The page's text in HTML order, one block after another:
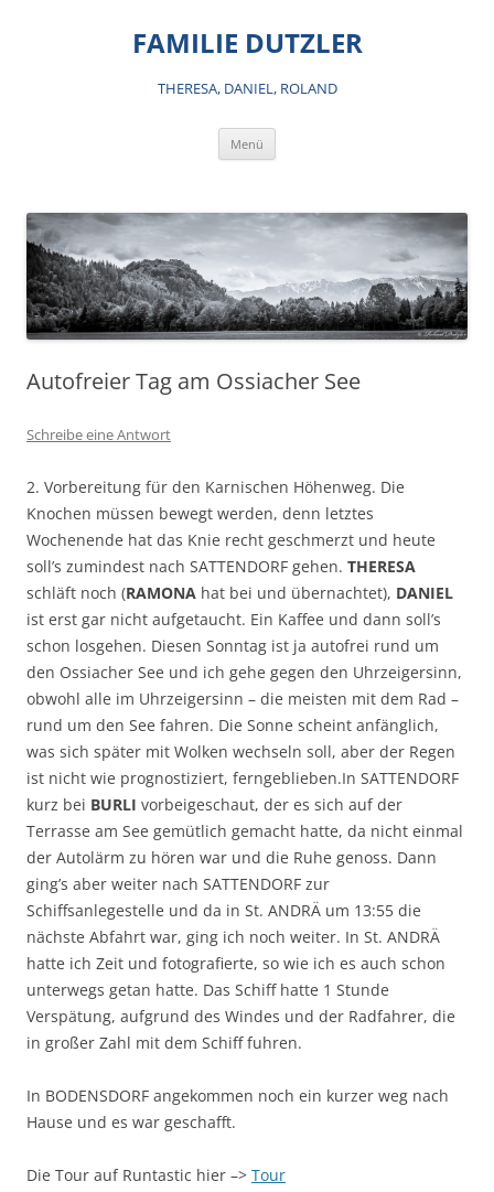
FAMILIE DUTZLER
THERESA, DANIEL, ROLAND
Menü
Autofreier Tag am Ossiacher See
Schreibe eine Antwort
2. Vorbereitung für den Karnischen Höhenweg. Die
Knochen müssen bewegt werden, denn letztes
Wochenende hat das Knie recht geschmerzt und heute
soll’s zumindest nach SATTENDORF gehen. THERESA
schläft noch (RAMONA hat bei und übernachtet), DANIEL
ist erst gar nicht aufgetaucht. Ein Kaffee und dann soll’s
schon losgehen. Diesen Sonntag ist ja autofrei rund um
den Ossiacher See und ich gehe gegen den Uhrzeigersinn,
obwohl alle im Uhrzeigersinn – die meisten mit dem Rad –
rund um den See fahren. Die Sonne scheint anfänglich,
was sich später mit Wolken wechseln soll, aber der Regen
ist nicht wie prognostiziert, ferngeblieben.In SATTENDORF
kurz bei BURLI vorbeigeschaut, der es sich auf der
Terrasse am See gemütlich gemacht hatte, da nicht einmal
der Autolärm zu hören war und die Ruhe genoss. Dann
ging’s aber weiter nach SATTENDORF zur
Schiffsanlegestelle und da in St. ANDRÄ um 13:55 die
nächste Abfahrt war, ging ich noch weiter. In St. ANDRÄ
hatte ich Zeit und fotografierte, so wie ich es auch schon
unterwegs getan hatte. Das Schiff hatte 1 Stunde
Verspätung, aufgrund des Windes und der Radfahrer, die
in großer Zahl mit dem Schiff fuhren.
In BODENSDORF angekommen noch ein kurzer weg nach
Hause und es war geschafft.
Die Tour auf Runtastic hier –> Tour